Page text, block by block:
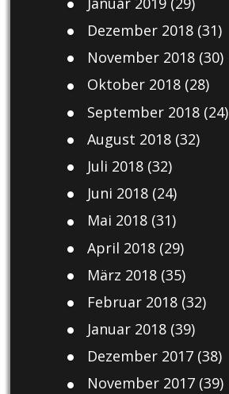
Dezember 2018(31)
November 2018(30)
Oktober 2018(28)
September 2018(24)
August 2018(32)
Juli 2018(32)
Juni 2018(24)
Mai 2018(31)
April 2018(29)
März 2018(35)
Februar 2018(32)
Januar 2018(39)
Dezember 2017(38)
November 2017(39)